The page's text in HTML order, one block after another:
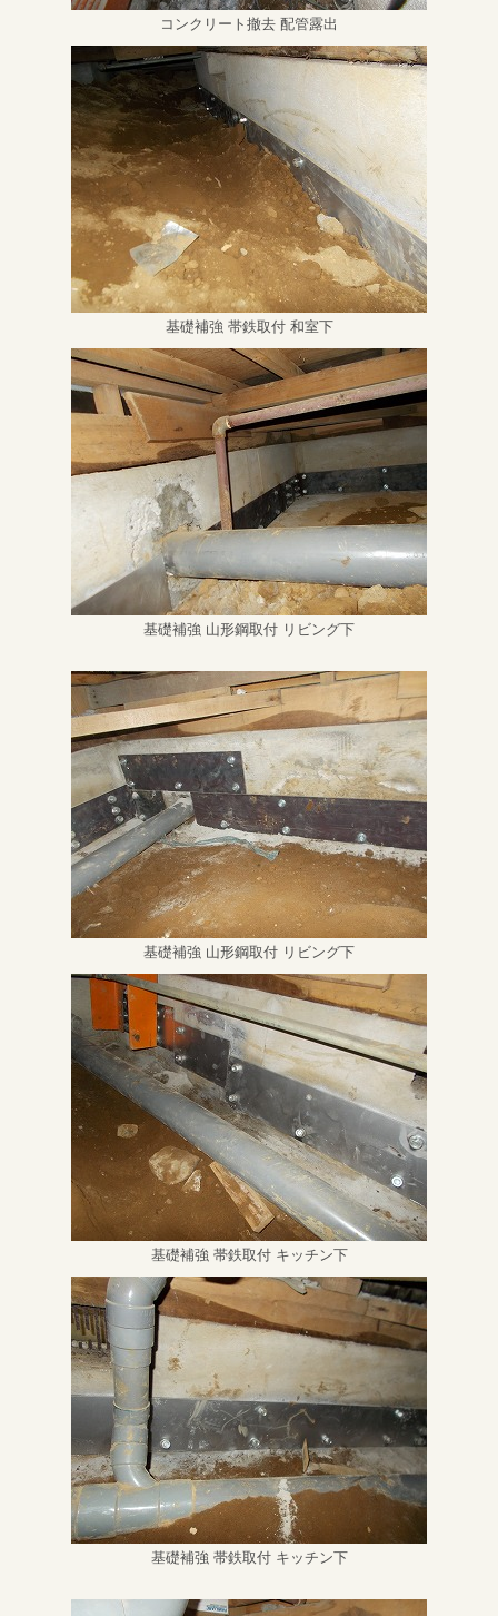
コンクリート撤去 配管露出
基礎補強 帯鉄取付 和室下
基礎補強 山形鋼取付 リビング下
基礎補強 山形鋼取付 リビング下
基礎補強 帯鉄取付 キッチン下
基礎補強 帯鉄取付 キッチン下